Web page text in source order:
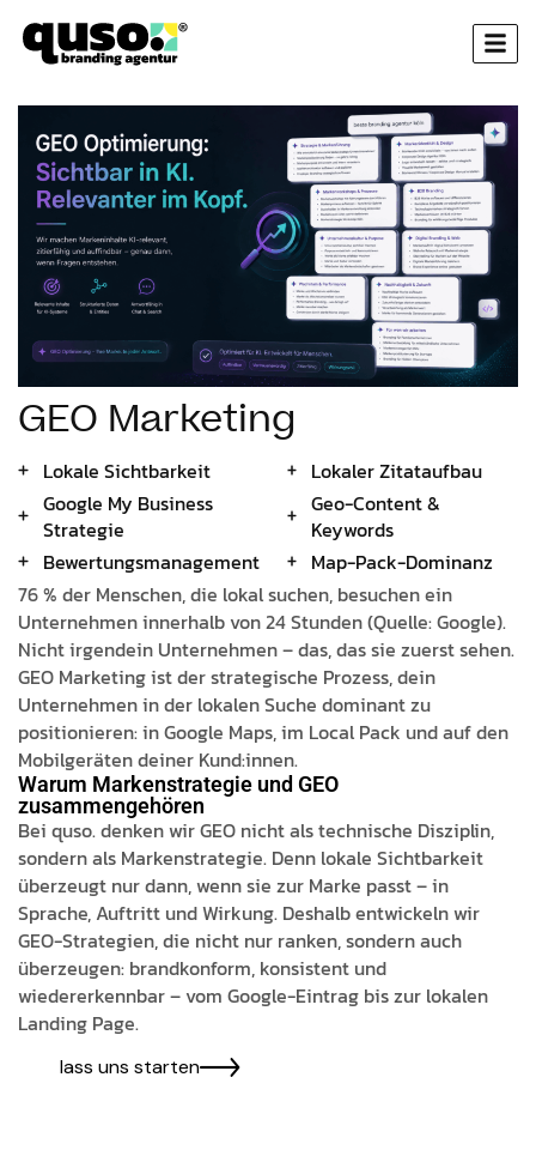
GEO Marketing
Lokale Sichtbarkeit
Google My Business
Strategie
Bewertungsmanagement
Lokaler Zitataufbau
Geo-Content &
Keywords
Map-Pack-Dominanz
76 % der Menschen, die lokal suchen, besuchen ein
Unternehmen innerhalb von 24 Stunden (Quelle: Google).
Nicht irgendein Unternehmen – das, das sie zuerst sehen.
GEO Marketing ist der strategische Prozess, dein
Unternehmen in der lokalen Suche dominant zu
positionieren: in Google Maps, im Local Pack und auf den
Mobilgeräten deiner Kund:innen.
Warum Markenstrategie und GEO
zusammengehören
Bei quso. denken wir GEO nicht als technische Disziplin,
sondern als Markenstrategie. Denn lokale Sichtbarkeit
überzeugt nur dann, wenn sie zur Marke passt – in
Sprache, Auftritt und Wirkung. Deshalb entwickeln wir
GEO-Strategien, die nicht nur ranken, sondern auch
überzeugen: brandkonform, konsistent und
wiedererkennbar – vom Google-Eintrag bis zur lokalen
Landing Page.
lass uns starten